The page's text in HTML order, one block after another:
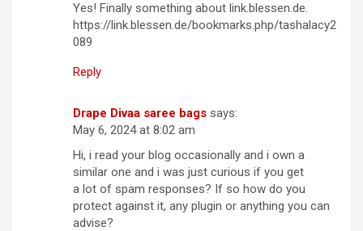
Yes! Finally something about link.blessen.de.
https://link.blessen.de/bookmarks.php/tashalacy2
089
Reply
Drape Divaa saree bags says:
May 6, 2024 at 8:02 am
Hi, i read your blog occasionally and i own a
similar one and i was just curious if you get
a lot of spam responses? If so how do you
protect against it, any plugin or anything you can
advise?